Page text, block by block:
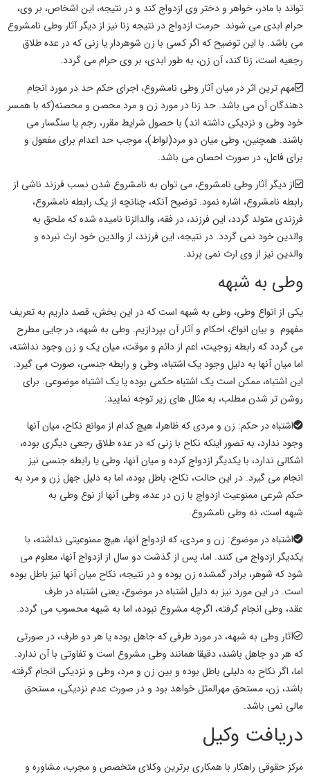
تواند با مادر، خواهر و دختر وی ازدواج کند و در نتیجه، این اشخاص، بر وی،
حرام ابدی می شوند. حرمت ازدواج در نتیجه زنا نیز از دیگر آثار وطی نامشروع
می باشد. با این توضیح که اگر کسی با زن شوهردار یا زنی که در عده طلاق
رجعیه است، زنا کند، آن زن، به طور ابدی، بر وی حرام می گردد.
مهم ترین اثر در میان آثار وطی نامشروع، اجرای حکم حد در مورد انجام
دهندگان آن می باشد. حد زنا در مورد زن و مرد محصن و محصنه(که با همسر
خود وطی و نزدیکی داشته اند) با حصول شرایط مقرر، رجم یا سنگسار می
باشند. همچنین، وطی میان دو مرد(لواط)، موجب حد اعدام برای مفعول و
برای فاعل، در صورت احصان می باشد.
از دیگر آثار وطی نامشروع، می توان به نامشروع شدن نسب فرزند ناشی از
رابطه نامشروع، اشاره نمود. توضیح آنکه، چنانچه از یک رابطه نامشروع،
فرزندی متولد گردد، این فرزند، در فقه، والدالزنا نامیده شده که ملحق به
والدین خود نمی گردد. در نتیجه، این فرزند، از والدین خود ارث نبرده و
والدین نیز از وی ارث نمی برند.
وطی به شبهه
یکی از انواع وطی، وطی به شبهه است که در این بخش، قصد داریم به تعریف
مفهوم و بیان انواع، احکام و آثارآن بپردازیم. وطی به شبهه،در جایی مطرح
می گردد که رابطه زوجیت، اعم از دائم و موقت، میان یک و زن وجود نداشته،
اما میان آنها به دلیل وجود یک اشتباه، وطی و رابطه جنسی، صورت می گیرد.
این اشتباه، ممکن است یک اشتباه حکمی بوده یا یک اشتباه موضوعی. برای
روشن تر شدن مطلب، به مثال های زیر توجه نمایید:
اشتباه در حکم: زن و مردی که ظاهرا، هیچ کدام از موانع نکاح، میان آنها
وجود ندارد، به تصور اینکه نکاح با زنی که در عده طلاق رجعی دیگری بوده،
اشکالی ندارد، با یکدیگر ازدواج کرده و میان آنها، وطی یا رابطه جنسی نیز
انجام می گیرد. در این حالت، نکاح، باطل بوده، اما به دلیل جهل زن و مرد به
حکم شرعی ممنوعیت ازدواج با زن در عده، وطیآنها از نوع وطی به
شبهه است، نه وطی نامشروع.
اشتباه در موضوع: زن و مردی، که ازدواج آنها، هیچ ممنوعیتی نداشته، با
یکدیگر ازدواج می کنند. اما، پس از گذشت دو سال از ازدواج آنها، معلوم می
شود که شوهر، برادر گمشده زن بوده و در نتیجه، نکاح میان آنها نیز باطل بوده
است. در این مورد نیز به دلیل اشتباه در موضوع، یعنی اشتباه در طرف
عقد، وطی انجام گرفته، اگرچه مشروع نبوده، اما به شبههمحسوب می گردد.
آثار وطی به شبهه، در مورد طرفی که جاهل بوده یا هر دو طرف، در صورتی
که هر دو جاهل باشند، دقیقا همانند وطی مشروع است و تفاوتی با آن ندارد.
اما، اگر نکاح به دلیلی باطل بوده و بین زن و مرد، وطی و نزدیکی انجام گرفته
باشد، زن، مستحق مهرالمثل خواهد بود و در صورت عدم نزدیکی، مستحق
مالی نمی باشد.
دریافت وکیل
مرکز حقوقی راهکار با همکاری برترین وکلای متخصص و مجرب، مشاوره و